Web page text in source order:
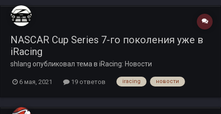
NASCAR Cup Series 7-го поколения уже в
iRacing
shlang опубликовал тема в iRacing: Новости
6 мая, 2021 19 ответов iracing новости